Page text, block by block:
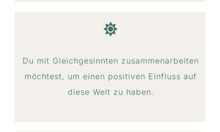
Du mit Gleichgesinnten zusammenarbeiten
möchtest, um einen positiven Einfluss auf
diese Welt zu haben.